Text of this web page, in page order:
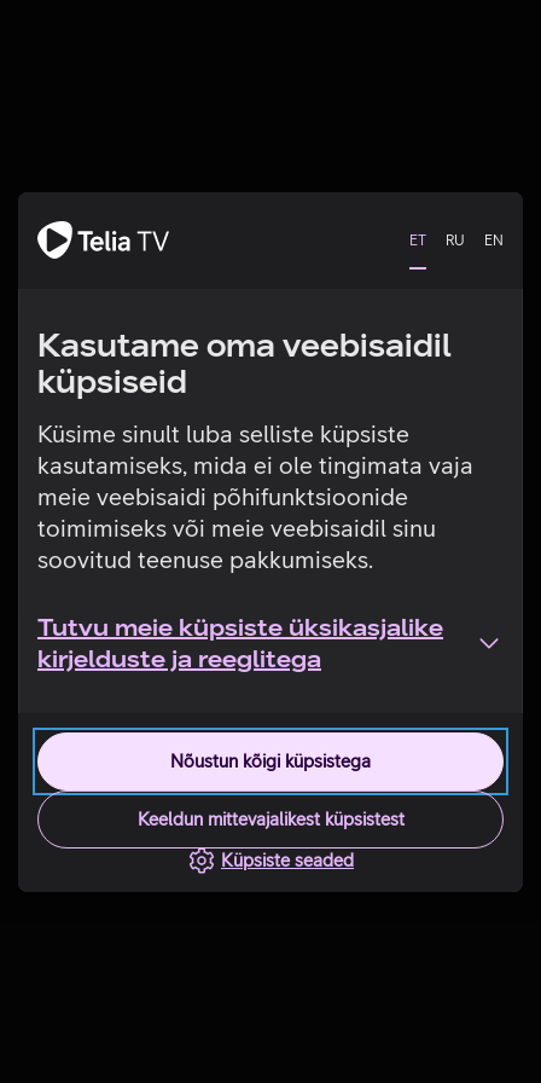
ET RU EN
Kasutame oma veebisaidil
küpsiseid
Küsime sinult luba selliste küpsiste
kasutamiseks, mida ei ole tingimata vaja
meie veebisaidi põhifunktsioonide
toimimiseks või meie veebisaidil sinu
soovitud teenuse pakkumiseks.
Tutvu meie küpsiste üksikasjalike
kirjelduste ja reeglitega
Nõustun kõigi küpsistega
Keeldun mittevajalikest küpsistest
Küpsiste seaded
Tehniline viga